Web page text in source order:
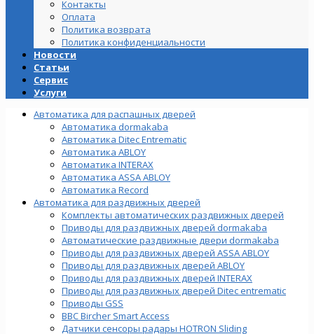
Контакты
Оплата
Политика возврата
Политика конфиденциальности
Новости
Статьи
Сервис
Услуги
Автоматика для распашных дверей
Автоматика dormakaba
Автоматика Ditec Entrematic
Автоматика ABLOY
Автоматика INTERAX
Автоматика ASSA ABLOY
Автоматика Record
Автоматика для раздвижных дверей
Комплекты автоматических раздвижных дверей
Приводы для раздвижных дверей dormakaba
Автоматические раздвижные двери dormakaba
Приводы для раздвижных дверей ASSA ABLOY
Приводы для раздвижных дверей ABLOY
Приводы для раздвижных дверей INTERAX
Приводы для раздвижных дверей Ditec entrematic
Приводы GSS
BBC Bircher Smart Access
Датчики сенсоры радары HOTRON Sliding